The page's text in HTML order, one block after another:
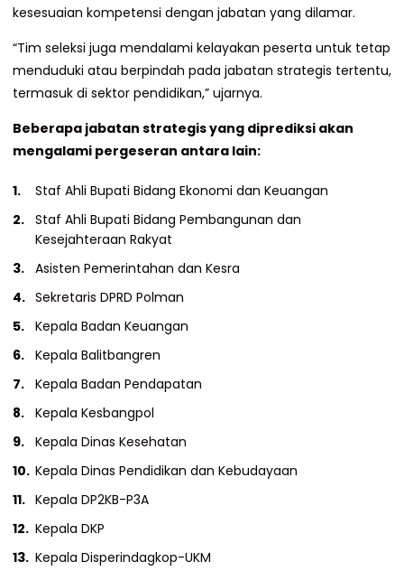
kesesuaian kompetensi dengan jabatan yang dilamar.
“Tim seleksi juga mendalami kelayakan peserta untuk tetap
menduduki atau berpindah pada jabatan strategis tertentu,
termasuk di sektor pendidikan,” ujarnya.
Beberapa jabatan strategis yang diprediksi akan
mengalami pergeseran antara lain:
Staf Ahli Bupati Bidang Ekonomi dan Keuangan
Staf Ahli Bupati Bidang Pembangunan dan
Kesejahteraan Rakyat
Asisten Pemerintahan dan Kesra
Sekretaris DPRD Polman
Kepala Badan Keuangan
Kepala Balitbangren
Kepala Badan Pendapatan
Kepala Kesbangpol
Kepala Dinas Kesehatan
Kepala Dinas Pendidikan dan Kebudayaan
Kepala DP2KB-P3A
Kepala DKP
Kepala Disperindagkop-UKM